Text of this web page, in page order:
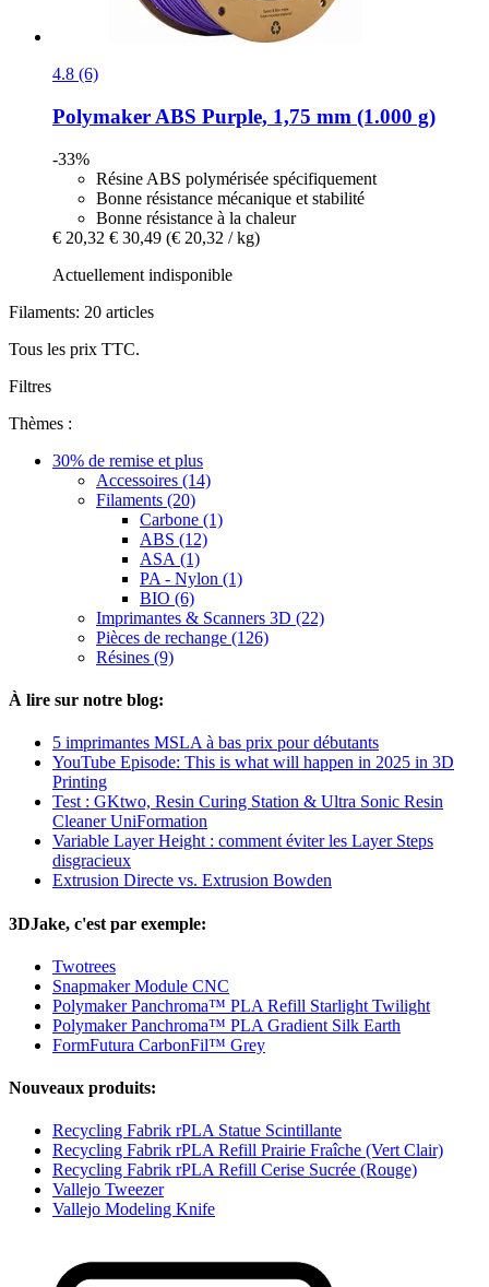
4.8 (6)
Polymaker ABS Purple, 1,75 mm (1.000 g)
-33%
Résine ABS polymérisée spécifiquement
Bonne résistance mécanique et stabilité
Bonne résistance à la chaleur
€ 20,32 € 30,49 (€ 20,32 / kg)
Actuellement indisponible
Filaments: 20 articles
Tous les prix TTC.
Filtres
Thèmes :
30% de remise et plus
Accessoires (14)
Filaments (20)
Carbone (1)
ABS (12)
ASA (1)
PA - Nylon (1)
BIO (6)
Imprimantes & Scanners 3D (22)
Pièces de rechange (126)
Résines (9)
À lire sur notre blog:
5 imprimantes MSLA à bas prix pour débutants
YouTube Episode: This is what will happen in 2025 in 3D
Printing
Test : GKtwo, Resin Curing Station & Ultra Sonic Resin
Cleaner UniFormation
Variable Layer Height : comment éviter les Layer Steps
disgracieux
Extrusion Directe vs. Extrusion Bowden
3DJake, c'est par exemple:
Twotrees
Snapmaker Module CNC
Polymaker Panchroma™ PLA Refill Starlight Twilight
Polymaker Panchroma™ PLA Gradient Silk Earth
FormFutura CarbonFil™ Grey
Nouveaux produits:
Recycling Fabrik rPLA Statue Scintillante
Recycling Fabrik rPLA Refill Prairie Fraîche (Vert Clair)
Recycling Fabrik rPLA Refill Cerise Sucrée (Rouge)
Vallejo Tweezer
Vallejo Modeling Knife